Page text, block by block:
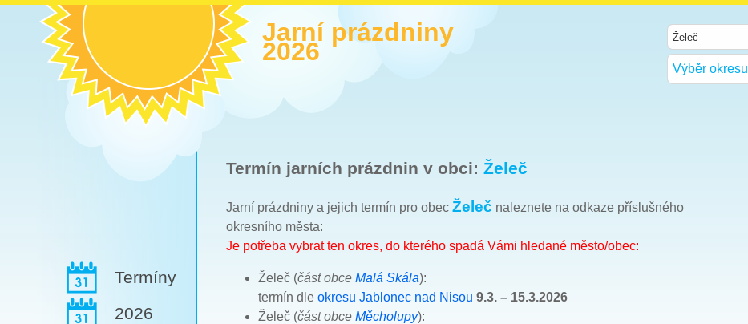
Jarní prázdniny
2026
Výběr okresu
Termíny
2026
Termín jarních prázdnin v obci: Želeč
Jarní prázdniny a jejich termín pro obec Želeč naleznete na odkaze příslušného
okresního města:
Je potřeba vybrat ten okres, do kterého spadá Vámi hledané město/obec:
Želeč (část obce Malá Skála):
termín dle okresu Jablonec nad Nisou 9.3. – 15.3.2026
Želeč (část obce Měcholupy):